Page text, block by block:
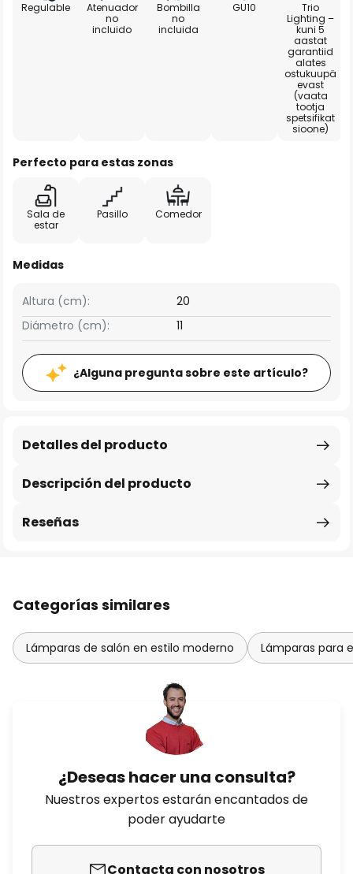
Regulable
Atenuador
no
incluido
Bombilla
no
incluida
GU10
Trio
Lighting –
kuni 5
aastat
garantiid
alates
ostukuupä
evast
(vaata
tootja
spetsifikat
sioone)
Perfecto para estas zonas
Sala de
estar
Pasillo Comedor
Medidas
Altura (cm):
20
Diámetro (cm):
11
¿Alguna pregunta sobre este artículo?
Descripción del producto
Detalles del producto
Reseñas
Categorías similares
Lámparas de salón en estilo moderno Lámparas para
¿Deseas hacer una consulta?
Nuestros expertos estarán encantados de
poder ayudarte
Contacta con nosotros